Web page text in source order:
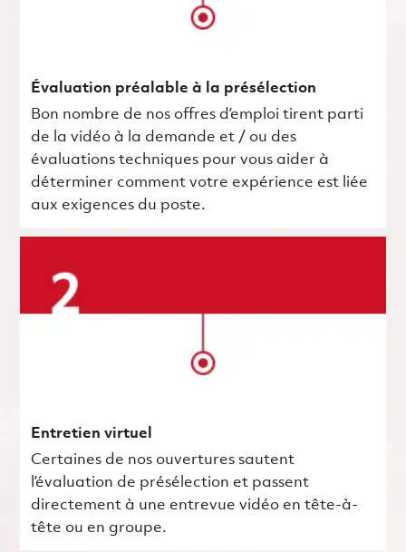
Évaluation préalable à la présélection
Bon nombre de nos offres d’emploi tirent parti
de la vidéo à la demande et / ou des
évaluations techniques pour vous aider à
déterminer comment votre expérience est liée
aux exigences du poste.
Entretien virtuel
Certaines de nos ouvertures sautent
l’évaluation de présélection et passent
directement à une entrevue vidéo en tête-à-
tête ou en groupe.